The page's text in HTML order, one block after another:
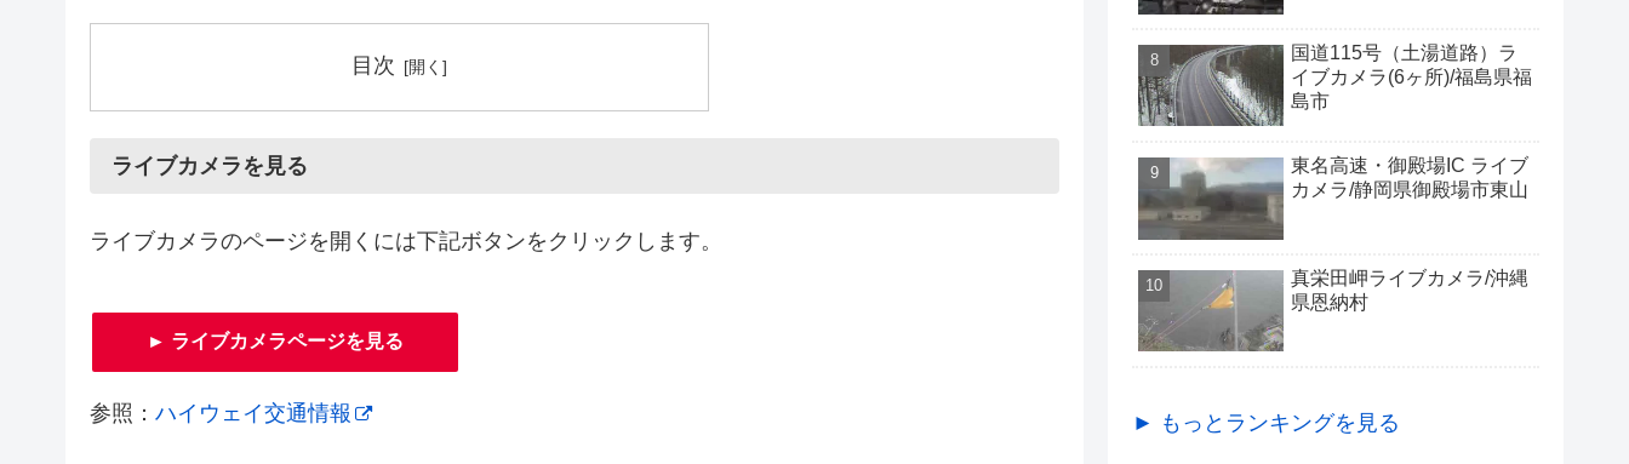
目次
ライブカメラを見る
ライブカメラのページを開くには下記ボタンをクリックします。
► ライブカメラページを見る
参照： ハイウェイ交通情報
国道115号（土湯道路）ラ
イブカメラ(6ヶ所)/福島県福
島市
東名高速・御殿場IC ライブ
カメラ/静岡県御殿場市東山
真栄田岬ライブカメラ/沖縄
県恩納村
► もっとランキングを見る